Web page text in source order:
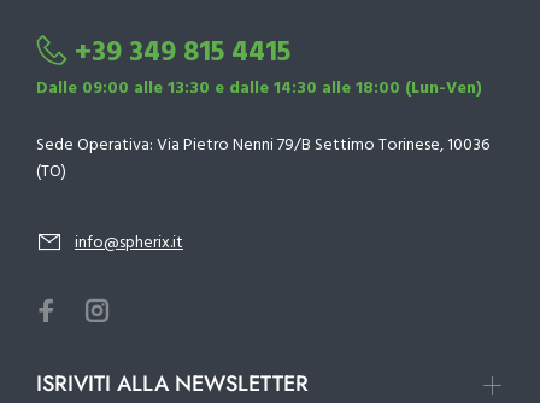
+39 349 815 4415
Dalle 09:00 alle 13:30 e dalle 14:30 alle 18:00 (Lun-Ven)
Sede Operativa: Via Pietro Nenni 79/B Settimo Torinese, 10036
(TO)
info@spherix.it
ISRIVITI ALLA NEWSLETTER